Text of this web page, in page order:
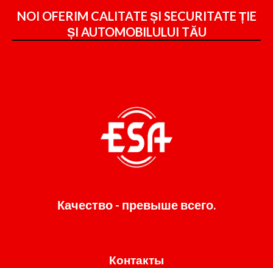
NOI OFERIM CALITATE ȘI SECURITATE ȚIE
ȘI AUTOMOBILULUI TĂU
Качество - превыше всего.
Контакты